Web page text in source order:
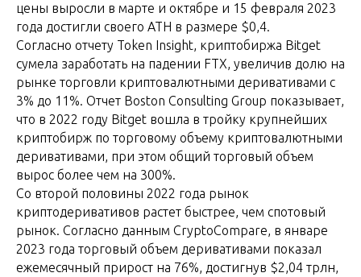
цены выросли в марте и октябре и 15 февраля 2023
года достигли своего ATH в размере $0,4.
Согласно отчету Token Insight, криптобиржа Bitget
сумела заработать на падении FTX, увеличив долю на
рынке торговли криптовалютными деривативами с
3% до 11%. Отчет Boston Consulting Group показывает,
что в 2022 году Bitget вошла в тройку крупнейших
криптобирж по торговому объему криптовалютными
деривативами, при этом общий торговый объем
вырос более чем на 300%.
Со второй половины 2022 года рынок
криптодеривативов растет быстрее, чем спотовый
рынок. Согласно данным CryptoCompare, в январе
2023 года торговый объем деривативами показал
ежемесячный прирост на 76%, достигнув $2,04 трлн,